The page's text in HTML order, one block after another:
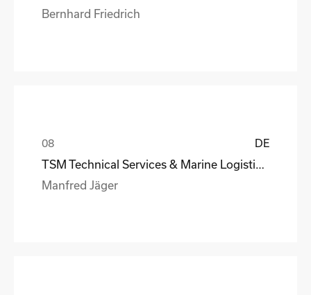
Bernhard Friedrich
DE
Manfred Jäger